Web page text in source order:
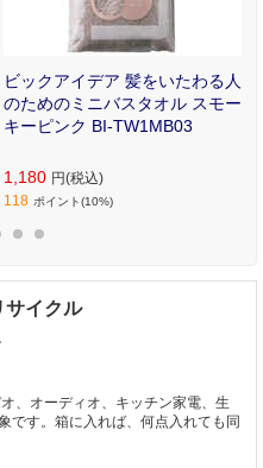
ビックアイデア 髪をいたわる人
のためのミニバスタオル スモー
キーピンク BI-TW1MB03
1,180 円(税込)
118 ポイント(10%)
サイクル
、オーディオ、キッチン家電、生
です。箱に入れば、何点入れても同